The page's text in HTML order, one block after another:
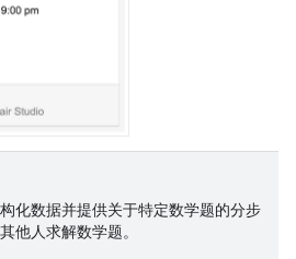
化数据并提供关于特定数学题的分步
他人求解数学题。